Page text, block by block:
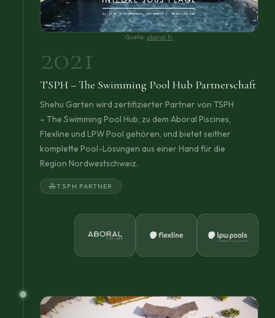
Quelle: aboral.fr
2021
TSPH – The Swimming Pool Hub Partnerschaft
Shehu Garten wird zertifizierter Partner von TSPH
– The Swimming Pool Hub, zu dem Aboral Piscines,
Flexline und LPW Pool gehören, und bietet seither
komplette Pool-Lösungen aus einer Hand für die
Region Nordwestschweiz.
TSPH PARTNER